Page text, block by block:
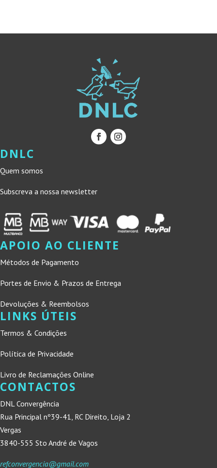
DNLC
Quem somos
Subscreva a nossa newsletter
APOIO AO CLIENTE
Métodos de Pagamento
Portes de Envio & Prazos de Entrega
Devoluções & Reembolsos
LINKS ÚTEIS
Termos & Condições
Política de Privacidade
Livro de Reclamações Online
CONTACTOS
DNL Convergência
Rua Principal nº39-41, RC Direito, Loja 2
Vergas
3840-555 Sto André de Vagos
refconvergencia@gmail.com